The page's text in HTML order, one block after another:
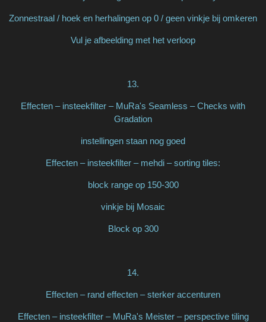
Zonnestraal / hoek en herhalingen op 0 / geen vinkje bij omkeren
Vul je afbeelding met het verloop
13.
Effecten – insteekfilter – MuRa's Seamless – Checks with
Gradation
instellingen staan nog goed
Effecten – insteekfilter – mehdi – sorting tiles:
block range op 150-300
vinkje bij Mosaic
Block op 300
14.
Effecten – rand effecten – sterker accenturen
Effecten – insteekfilter – MuRa's Meister – perspective tiling